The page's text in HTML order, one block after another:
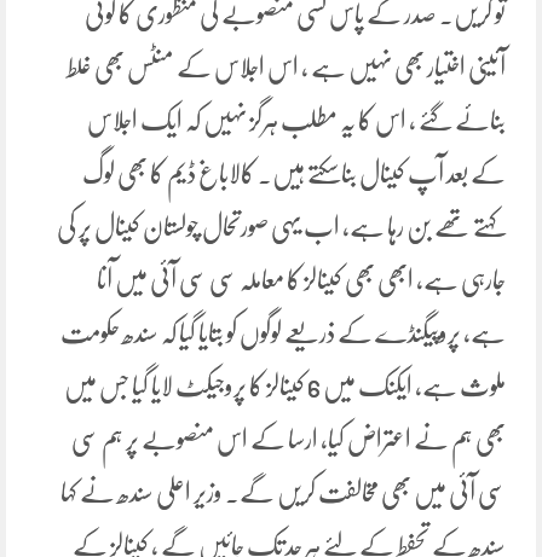
تو کریں۔ صدر کے پاس کسی منصوبے کی منظوری کا کوئی
آئینی اختیار بھی نہیں ہے ، اس اجلاس کے منٹس بھی غلط
بنائے گئے ، اس کا یہ مطلب ہرگز نہیں کہ ایک اجلاس
کے بعد آپ کینال بناسکتے ہیں۔ کالاباغ ڈیم کا بھی لوگ
کہتے تھے بن رہا ہے، اب یہی صورتحال چولستان کینال پر کی
جارہی ہے، ابھی بھی کینالز کا معاملہ سی سی آئی میں آنا
ہے، پروپیگنڈے کے ذریعے لوگوں کو بتایا گیا کہ سندھ حکومت
ملوث ہے، ایکنک میں 6 کینالز کا پروجیکٹ لایا گیا جس میں
بھی ہم نے اعتراض کیا، ارسا کے اس منصوبے پر ہم سی
سی آئی میں بھی مخالفت کریں گے۔ وزیر اعلی سندھ نے کہا
سندھ کے تحفط کے لئے ہر حد تک جائیں گے ، کینالز کے